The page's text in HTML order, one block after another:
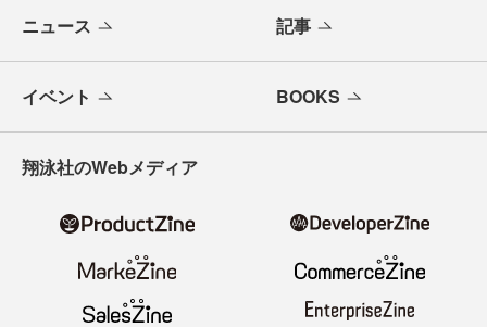
ニュース 記事
イベント BOOKS
翔泳社のWebメディア